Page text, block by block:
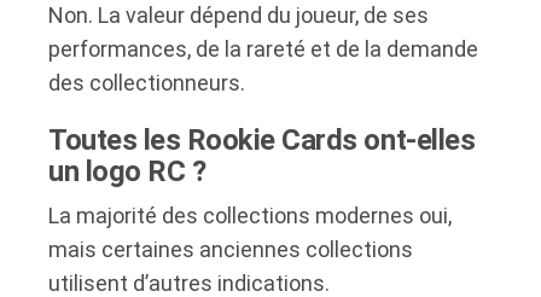
Non. La valeur dépend du joueur, de ses
performances, de la rareté et de la demande
des collectionneurs.
Toutes les Rookie Cards ont-elles
un logo RC ?
La majorité des collections modernes oui,
mais certaines anciennes collections
utilisent d’autres indications.